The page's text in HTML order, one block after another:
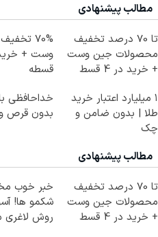
مطالب پیشنهادی
تا 70 درصد تخفیف
محصولات جین وست
+ خرید در 4 قسط
70%
قسطه
۱ میلیارد اعتبار خرید
طلا | بدون ضامن و
چک
خداحافظی
بدون قرص
مطالب پیشنهادی
تا 70 درصد تخفیف
محصولات جین وست
+ خرید در 4 قسط
خبر خوب
شکمو ها!
روش